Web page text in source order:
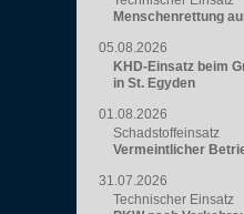
Menschenrettung
05.08.2026
KHD-Einsatz beim
in St. Egyden
01.08.2026
Schadstoffeinsatz
Vermeintlicher
31.07.2026
Technischer Einsatz